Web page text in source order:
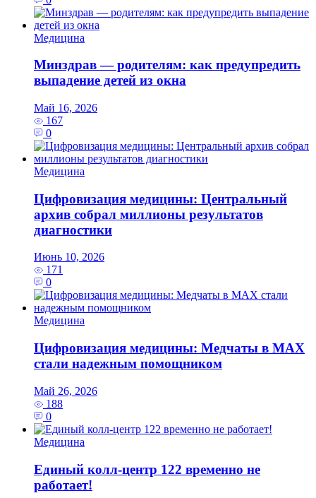
Медицина
Минздрав — родителям: как предупредить
выпадение детей из окна
Май 16, 2026
167
0
Медицина
Цифровизация медицины: Центральный
архив собрал миллионы результатов
диагностики
Июнь 10, 2026
171
0
Медицина
Цифровизация медицины: Медчаты в MAX
стали надежным помощником
Май 26, 2026
188
0
Медицина
Единый колл-центр 122 временно не
работает!